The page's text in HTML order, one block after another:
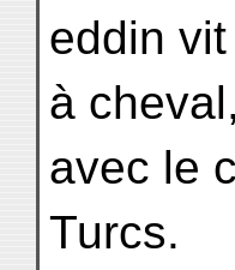
eddin
à cheval,
avec le
Turcs.